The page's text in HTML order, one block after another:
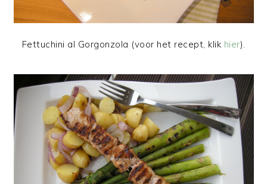
Fettuchini al Gorgonzola (voor het recept, klik hier).